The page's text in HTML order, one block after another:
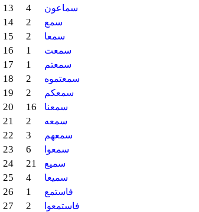
13 4 سماعون
14 2 سمع
15 2 سمعا
16 1 سمعت
17 1 سمعتم
18 2 سمعتموه
19 2 سمعكم
20 16 سمعنا
21 2 سمعه
22 3 سمعهم
23 6 سمعوا
24 21 سميع
25 4 سميعا
26 1 فاستمع
27 2 فاستمعوا